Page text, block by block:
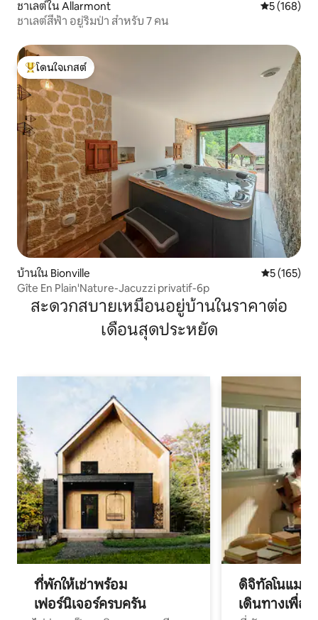
ชาเลต์ใน Allarmont คะแนนเฉลี่ย
5 (168)
ชาเลต์สีฟ้า อยู่ริมป่า สำหรับ 7 คน
โดนใจเกสต์ที่สุด
โดนใจเกสต์
บ้านใน Bionville คะแนนเฉลี่ย
5 (165)
Gîte En Plain'Nature-Jacuzzi privatif-6p
สะดวกสบายเหมือนอยู่บ้านในราคาต่อ
เดือนสุดประหยัด
ที่พักให้เช่าพร้อม
เฟอร์นิเจอร์ครบครัน
ดิจิทัลโนแมด
เดินทางเพื่อ